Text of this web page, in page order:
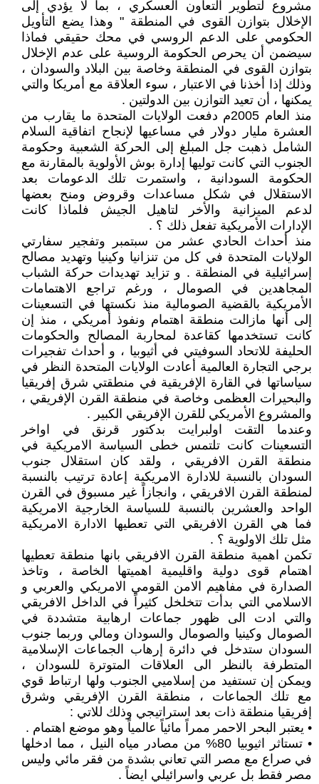
مشروع لتطوير التعاون العسكري ، بما لا يؤدي إلى
الإخلال بتوازن القوى في المنطقة " وهذا يضع التأويل
الحكومي على الدعم الروسي في محك حقيقي فماذا
سيضمن أن يحرص الحكومة الروسية على عدم الإخلال
بتوازن القوى في المنطقة وخاصة بين البلاد والسودان ،
وذلك إذا أخذنا في الاعتبار ، سوء العلاقة مع أمريكا والتي
يمكنها ، أن تعيد التوازن بين الدولتين .
منذ العام 2005م دفعت الولايات المتحدة ما يقارب من
العشرة مليار دولار في مساعيها لإنجاح اتفاقية السلام
الشامل ذهبت جل المبلغ إلى الحركة الشعبية وحكومة
الجنوب التي كانت توليها إدارة بوش الأولوية بالمقارنة مع
الحكومة السودانية ، واستمرت تلك الدعومات بعد
الاستقلال في شكل مساعدات وقروض ومنح بعضها
لدعم الميزانية والأخر لتاهيل الجيش فلماذا كانت
الإدارات الأمريكية تفعل ذلك ؟ .
منذ أحداث الحادي عشر من سبتمبر وتفجير سفارتي
الولايات المتحدة في كل من تنزانيا وكينيا وتهديد مصالح
إسرائيلية في المنطقة . و تزايد تهديدات حركة الشباب
المجاهدين في الصومال ، ورغم تراجع الاهتمامات
الأمريكية بالقضية الصومالية منذ نكستها في التسعينات
إلى أنها مازالت منطقة اهتمام ونفوذ أمريكي ، منذ إن
كانت تستخدمها كقاعدة لمحاربة المصالح والحكومات
الحليفة للاتحاد السوفيتي في أثيوبيا ، و أحداث تفجيرات
برجي التجارة العالمية أعادت الولايات المتحدة النظر في
سياساتها في القارة الإفريقية في منطقتي شرق إفريقيا
والبحيرات العظمى وخاصة في منطقة القرن الإفريقي ،
والمشروع الأمريكي للقرن الإفريقي الكبير .
وعندما التقت اولبرايت بدكتور قرنق في اواخر
التسعينات كانت تلتمس خطى السياسة الامريكية في
منطقة القرن الافريقي ، ولقد كان استقلال جنوب
السودان بالنسبة للادارة الامريكية إعادة ترتيب بالنسبة
لمنطقة القرن الافريقي ، وانجازاً غير مسبوق في القرن
الواحد والعشرين بالنسبة للسياسة الخارجية الامريكية
فما هي القرن الافريقي التي تعطيها الادارة الامريكية
مثل تلك الاولوية ؟ .
تكمن اهمية منطقة القرن الافريقي بانها منطقة تعطيها
اهتمام قوى دولية واقليمية اهميتها الخاصة ، وتاخذ
الصدارة في مفاهيم الامن القومي الامريكي والعربي و
الاسلامي التي بدأت تتخلخل كثيراً في الداخل الافريقي
والتي ادت الى ظهور جماعات ارهابية متشددة في
الصومال وكينيا والصومال والسودان ومالي وربما جنوب
السودان ستدخل في دائرة إرهاب الجماعات الإسلامية
المتطرفة بالنظر الى العلاقات المتوترة للسودان ،
ويمكن إن تستفيد من إسلاميي الجنوب ولها ارتباط قوي
مع تلك الجماعات ، منطقة القرن الإفريقي وشرق
إفريقيا منطقة ذات بعد استراتيجي وذلك للاتي :
• يعتبر البحر الاحمر ممراً مائياً عالمياً وهو موضع اهتمام .
• تستاثر اثيوبيا 80% من مصادر مياه النيل ، مما ادخلها
في صراع مع مصر التي تعاني بشدة من فقر مائي وليس
مصر فقط بل عربي واسرائيلي ايضاً .